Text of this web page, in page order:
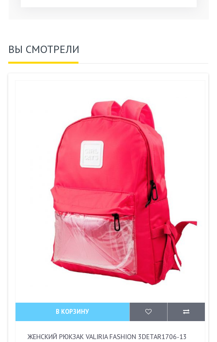
ВЫ СМОТРЕЛИ
В КОРЗИНУ
ЖЕНСКИЙ РЮКЗАК VALIRIA FASHION 3DETAR1706-13